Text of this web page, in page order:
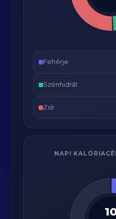
Fehérje
Szénhidrát
Zsír
NAPI